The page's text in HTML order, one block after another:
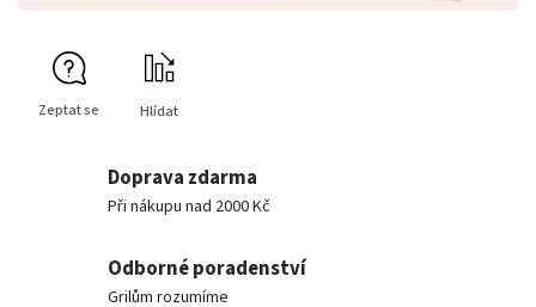
Zeptat se Hlídat
Doprava zdarma
Při nákupu nad 2000 Kč
Odborné poradenství
Grilům rozumíme